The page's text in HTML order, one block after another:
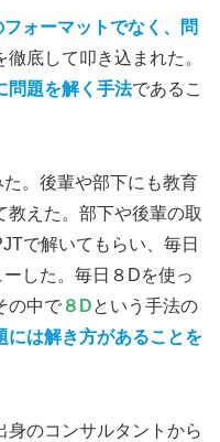
フォーマットでなく、問
徹底して叩き込まれた。
問題を解く手法であるこ
た。後輩や部下にも教育
教えた。部下や後輩の取
で解いてもらい、毎日
した。毎日８Dを使っ
の中で８Dという手法の
には解き方があることを
身のコンサルタントから